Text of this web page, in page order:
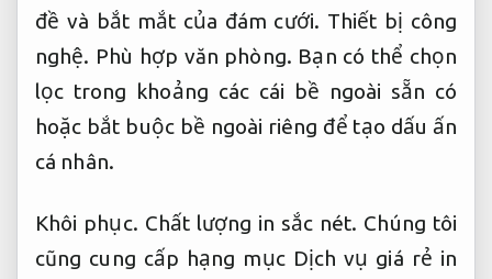
đề và bắt mắt của đám cưới. Thiết bị công
nghệ. Phù hợp văn phòng. Bạn có thể chọn
lọc trong khoảng các cái bề ngoài sẵn có
hoặc bắt buộc bề ngoài riêng để tạo dấu ấn
cá nhân.
Khôi phục. Chất lượng in sắc nét. Chúng tôi
cũng cung cấp hạng mục Dịch vụ giá rẻ in